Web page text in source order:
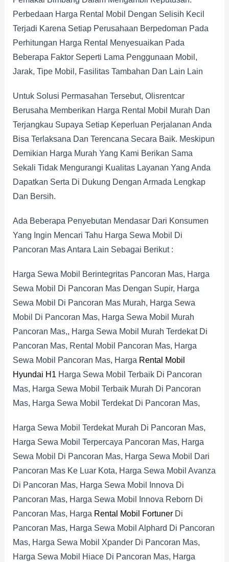
Perbedaan Harga Rental Mobil Dengan Selisih Kecil
Terjadi Karena Setiap Perusahaan Berpedoman Pada
Perhitungan Harga Rental Menyesuaikan Pada
Beberapa Faktor Seperti Lama Penggunaan Mobil,
Jarak, Tipe Mobil, Fasilitas Tambahan Dan Lain Lain
Untuk Solusi Permasahan Tersebut, Olisrentcar
Berusaha Memberikan Harga Rental Mobil Murah Dan
Terjangkau Supaya Setiap Keperluan Perjalanan Anda
Bisa Terlaksana Dan Terencana Secara Baik. Meskipun
Demikian Harga Murah Yang Kami Berikan Sama
Sekali Tidak Mengurangi Kualitas Layanan Yang Anda
Dapatkan Serta Di Dukung Dengan Armada Lengkap
Dan Bersih.
Ada Beberapa Penyebutan Mendasar Dari Konsumen
Yang Ingin Mencari Tahu Harga Sewa Mobil Di
Pancoran Mas Antara Lain Sebagai Berikut :
Harga Sewa Mobil Berintegritas Pancoran Mas, Harga
Sewa Mobil Di Pancoran Mas Dengan Supir, Harga
Sewa Mobil Di Pancoran Mas Murah, Harga Sewa
Mobil Di Pancoran Mas, Harga Sewa Mobil Murah
Pancoran Mas,, Harga Sewa Mobil Murah Terdekat Di
Pancoran Mas, Rental Mobil Pancoran Mas, Harga
Sewa Mobil Pancoran Mas, Harga Rental Mobil
Hyundai H1 Harga Sewa Mobil Terbaik Di Pancoran
Mas, Harga Sewa Mobil Terbaik Murah Di Pancoran
Mas, Harga Sewa Mobil Terdekat Di Pancoran Mas,
Harga Sewa Mobil Terdekat Murah Di Pancoran Mas,
Harga Sewa Mobil Terpercaya Pancoran Mas, Harga
Sewa Mobil Di Pancoran Mas, Harga Sewa Mobil Dari
Pancoran Mas Ke Luar Kota, Harga Sewa Mobil Avanza
Di Pancoran Mas, Harga Sewa Mobil Innova Di
Pancoran Mas, Harga Sewa Mobil Innova Reborn Di
Pancoran Mas, Harga Rental Mobil FortunerDi
Pancoran Mas, Harga Sewa Mobil Alphard Di Pancoran
Mas, Harga Sewa Mobil Xpander Di Pancoran Mas,
Harga Sewa Mobil Hiace Di Pancoran Mas, Harga